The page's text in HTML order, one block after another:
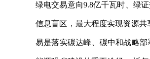
绿电交易意向9.8亿千瓦时、绿
信息盲区，最大程度实现资源
易是落实碳达峰、碳中和战略